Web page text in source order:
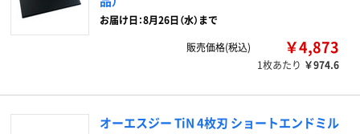
お届け日：8月26日（水）まで
販売価格(税込)
￥4,873
1枚あたり ￥974.6
オーエスジー TiN 4枚刃 ショートエンドミル